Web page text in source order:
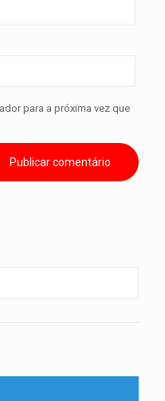
para a próxima vez que